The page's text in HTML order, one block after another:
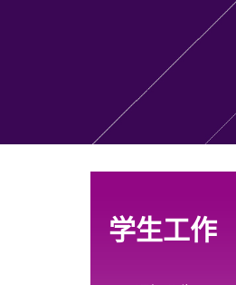
学生工作